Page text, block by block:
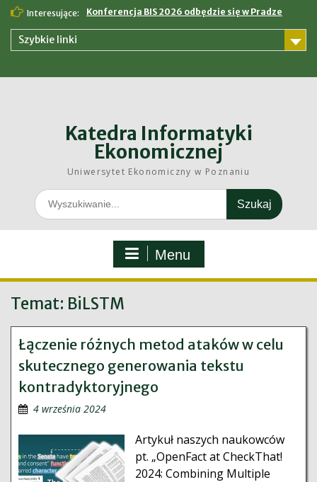
Skip
content
Interesujące: Konferencja BIS 2026 odbędzie się w Pradze
Szybkie linki
Katedra Informatyki
Ekonomicznej
Uniwersytet Ekonomiczny w Poznaniu
Search
for:
Menu
Temat: BiLSTM
Łączenie różnych metod ataków w celu
skutecznego generowania tekstu
kontradyktoryjnego
4 września 2024
Artykuł naszych naukowców
pt. „OpenFact at CheckThat!
2024: Combining Multiple